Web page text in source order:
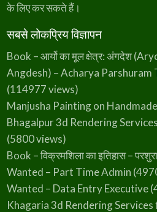
के लिए कर सकते हैं।
सबसे लोकप्रिय विज्ञापन
Book – आर्यो का मूल क्षेत्र: अंगदेश
Angdesh) – Acharya Parshuram
(114977 views)
Manjusha Painting on
Bhagalpur 3d Rendering
(5800 views)
Book – विक्रमशिला का इतिहास –
Wanted – Part Time Admin
Wanted – Data Entry Executive
Khagaria 3d Rendering